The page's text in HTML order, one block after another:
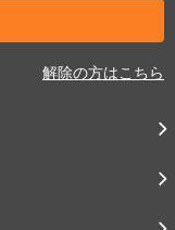
解除の方はこちら